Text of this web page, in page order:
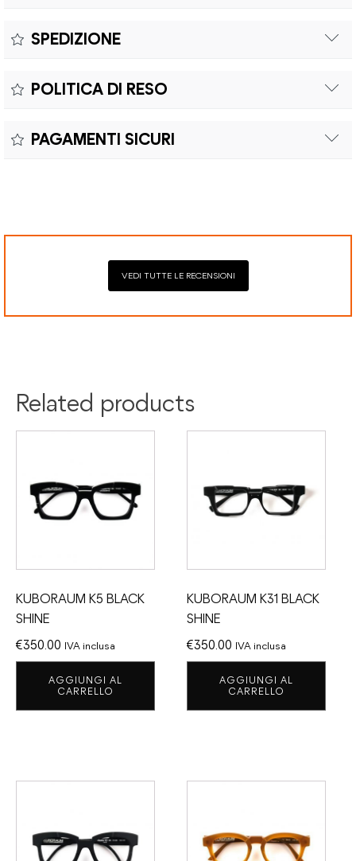
Colore:
SPEDIZIONE
conforme alle direttive vigenti. La garanzia copre eventuali
sostituzioni senza costi aggiuntivi.
POLITICA DI RESO
spedizione e oneri doganali a carico del cliente.
PAGAMENTI SICURI
VEDI TUTTE LE RECENSIONI
Related products
KUBORAUM K5 BLACK
SHINE
€350.00 IVA inclusa
AGGIUNGI AL
CARRELLO
KUBORAUM K31 BLACK
SHINE
€350.00 IVA inclusa
AGGIUNGI AL
CARRELLO